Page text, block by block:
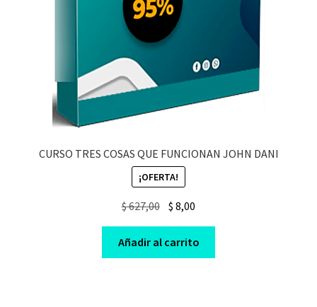
CURSO TRES COSAS QUE FUNCIONAN JOHN DANI
¡OFERTA!
$627,00 Original
was:
$ 627,00.
$ 8,00
is:
$ 8,00.
Añadir al carrito